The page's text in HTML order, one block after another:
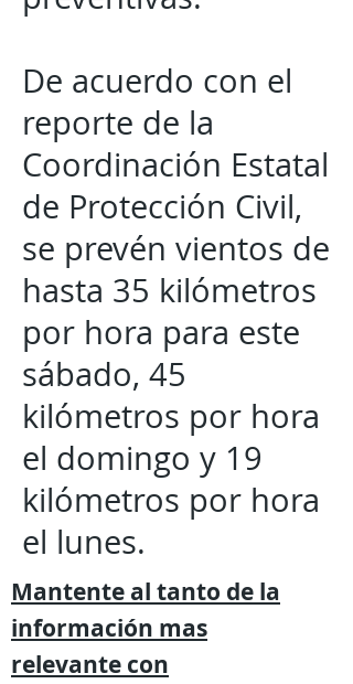
De acuerdo con el
reporte de la
Coordinación Estatal
de Protección Civil,
se prevén vientos de
hasta 35 kilómetros
por hora para este
sábado, 45
kilómetros por hora
el domingo y 19
kilómetros por hora
el lunes.
Mantente al tanto de la
información mas
relevante con